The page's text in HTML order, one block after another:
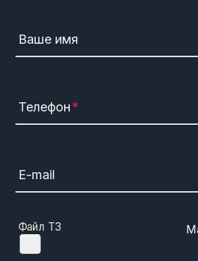
Ваше имя
Телефон
E-mail
Файл ТЗ